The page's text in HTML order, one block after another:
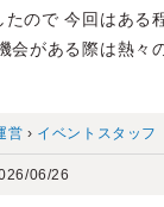
ので 今回はある
会がある際は熱々
営 › イベントスタッフ
06/26